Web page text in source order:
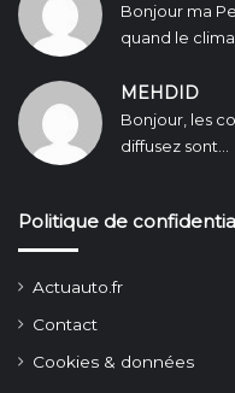
Bonjour ma
quand le
MEHDID
Bonjour, les
diffusez sont...
Politique de
Actuauto.fr
Contact
Cookies & données